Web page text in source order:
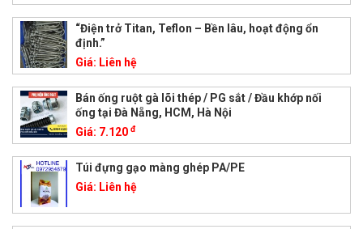
“Điện trở Titan, Teflon – Bền lâu, hoạt động ổn
định.”
Giá: Liên hệ
Bán ống ruột gà lõi thép / PG sắt / Đầu khớp nối
ống tại Đà Nẵng, HCM, Hà Nội
Giá: 7.120 đ
Túi đựng gạo màng ghép PA/PE
Giá: Liên hệ